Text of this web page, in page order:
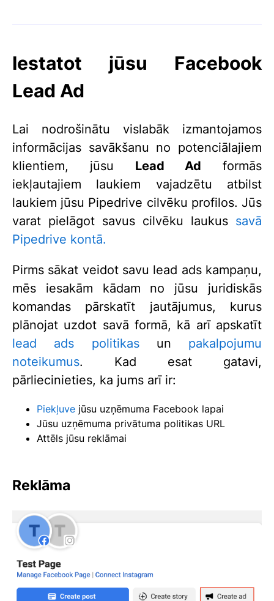
Iestatot jūsu Facebook
Lead Ad
Lai nodrošinātu vislabāk izmantojamos
informācijas savākšanu no potenciālajiem
klientiem, jūsu Lead Ad formās
iekļautajiem laukiem vajadzētu atbilst
laukiem jūsu Pipedrive cilvēku profilos. Jūs
varat pielāgot savus cilvēku laukus savā
Pipedrive kontā.
Pirms sākat veidot savu lead ads kampaņu,
mēs iesakām kādam no jūsu juridiskās
komandas pārskatīt jautājumus, kurus
plānojat uzdot savā formā, kā arī apskatīt
lead ads politikasun pakalpojumu
noteikumus. Kad esat gatavi,
pārliecinieties, ka jums arī ir:
Piekļuve jūsu uzņēmuma Facebook lapai
Jūsu uzņēmuma privātuma politikas URL
Attēls jūsu reklāmai
Reklāma